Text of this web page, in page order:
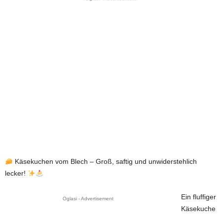
Käsekuchen vom Blech – Groß, saftig und unwiderstehlich
lecker!
Oglasi - Advertisement
Ein fluffiger
Käsekuche